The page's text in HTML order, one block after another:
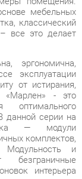
эргономична,
эксплуатации
от истирания,
серии на
— модули
комплектов,
и
интерьера
и
обработаны